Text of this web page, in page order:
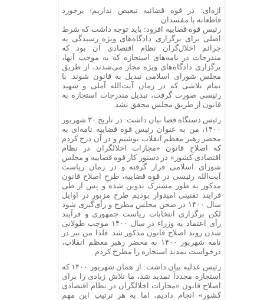
اژه‌ای: در قوه قضائیه تبعیض نداریم/ برخورد
قاطعانه با مفسدان‌
رئیس قوه قضاییه افزود: باید توجه داشت که شرط
اصلی برای برگزاری دادگاه‌های ویژه رسیدگی به
جرائم اخلال‌گران نظام اقتصادی آن بود که
مندرجات در نامه‌های استجازه که به موجب آنها،
برگزاری دادگاه‌های ویژه مجاز می‌شدند، از طریق
مجلس شورای اسلامی تبدیل به قانون شوند. با
تمام تلاشی که در زمان آیت‌الله آملی و شهید
رئیسی صورت گرفت، تبدیل مندرجات استجازه به
قانون از طریق مجلس محقق نشد.
رئیس دستگاه قضا بیان داشت: در تاریخ ۳۰ شهریور
۱۴۰۰، من به عنوان رئیس قوه قضاییه نامه‌ای به
محضر رهبر معظم انقلاب نوشتم و در آن درج کردم
که اصلاح قانون «مجازات اخلالگران در نظام
اقتصادی کشور» در دستور کار قوه قضاییه و مجلس
شورای اسلامی قرار گرفته و در زمان ریاست
آیت‌الله رئیسی در قوه قضاییه، طرحِ اصلاح قانون
مذکور به طور مشترک تدوین شده و پس از طی
فرایند تقنینی امیدوار بودیم طرح مزبور در اوایل
سال ۱۴۰۰ در صحن مجلس مطرح و رأی‌گیری شود
لکن برگزاری انتخابات ریاست جمهوری و فرآیند
رأی اعتماد به وزراء در سال ۱۴۰۰ موجب طولانی
شدن روند اصلاح قانون مذکور شد. فلذا من نیز در
نامه شهریور ۱۴۰۰ به محضر رهبر معظم انقلاب،
درخواست تمدید استجازه را مطرح کردم.
رئیس عدلیه بیان داشت: از همان شهریور ۱۴۰۰ که
استجازه مجدداً تمدید شد، ما تلاش زیادی را برای
اصلاح قانون «مجازات اخلالگران در نظام اقتصادی
کشور» انجام دادیم، اما به هر ترتیب این مهم